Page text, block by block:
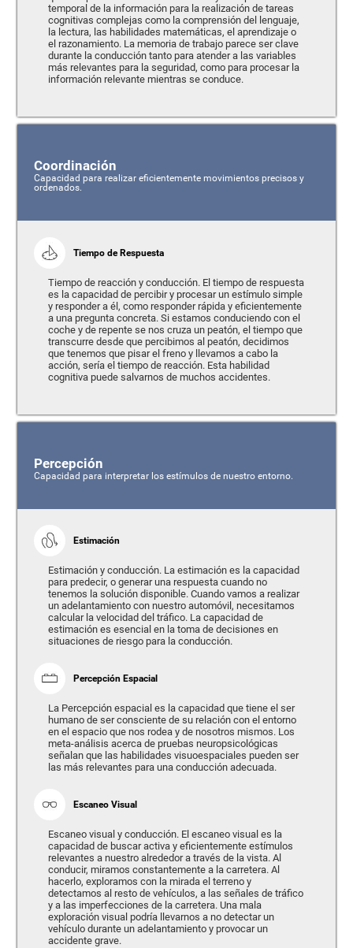
temporal de la información para la realización de tareas
cognitivas complejas como la comprensión del lenguaje,
la lectura, las habilidades matemáticas, el aprendizaje o
el razonamiento. La memoria de trabajo parece ser clave
durante la conducción tanto para atender a las variables
más relevantes para la seguridad, como para procesar la
información relevante mientras se conduce.
Coordinación
Capacidad para realizar eficientemente movimientos precisos y
ordenados.
Tiempo de Respuesta
Tiempo de reacción y conducción. El tiempo de respuesta
es la capacidad de percibir y procesar un estímulo simple
y responder a él, como responder rápida y eficientemente
a una pregunta concreta. Si estamos conduciendo con el
coche y de repente se nos cruza un peatón, el tiempo que
transcurre desde que percibimos al peatón, decidimos
que tenemos que pisar el freno y llevamos a cabo la
acción, sería el tiempo de reacción. Esta habilidad
cognitiva puede salvarnos de muchos accidentes.
Percepción
Capacidad para interpretar los estímulos de nuestro entorno.
Estimación
Estimación y conducción. La estimación es la capacidad
para predecir, o generar una respuesta cuando no
tenemos la solución disponible. Cuando vamos a realizar
un adelantamiento con nuestro automóvil, necesitamos
calcular la velocidad del tráfico. La capacidad de
estimación es esencial en la toma de decisiones en
situaciones de riesgo para la conducción.
Percepción Espacial
La Percepción espacial es la capacidad que tiene el ser
humano de ser consciente de su relación con el entorno
en el espacio que nos rodea y de nosotros mismos. Los
meta-análisis acerca de pruebas neuropsicológicas
señalan que las habilidades visuoespaciales pueden ser
las más relevantes para una conducción adecuada.
Escaneo Visual
Escaneo visual y conducción. El escaneo visual es la
capacidad de buscar activa y eficientemente estímulos
relevantes a nuestro alrededor a través de la vista. Al
conducir, miramos constantemente a la carretera. Al
hacerlo, exploramos con la mirada el terreno y
detectamos al resto de vehículos, a las señales de tráfico
y a las imperfecciones de la carretera. Una mala
exploración visual podría llevarnos a no detectar un
vehículo durante un adelantamiento y provocar un
accidente grave.